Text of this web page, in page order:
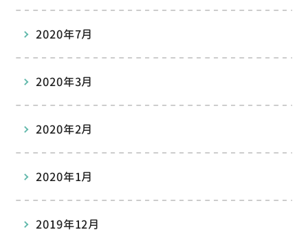
2020年7月
2020年3月
2020年2月
2020年1月
2019年12月